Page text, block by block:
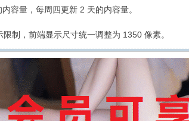
容量，每周四更新 2 天的内容量。
制，前端显示尺寸统一调整为 1350 像素。